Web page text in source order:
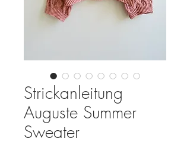
Strickanleitung
Auguste Summer
Sweater